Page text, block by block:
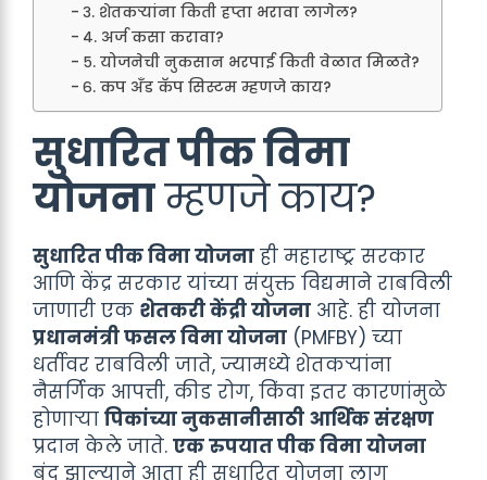
३. शेतकऱ्यांना किती हप्ता भरावा लागेल?
४. अर्ज कसा करावा?
५. योजनेची नुकसान भरपाई किती वेळात मिळते?
६. कप अँड कॅप सिस्टम म्हणजे काय?
सुधारित पीक विमा
योजनाम्हणजे काय?
सुधारित पीक विमा योजना ही महाराष्ट्र सरकार
आणि केंद्र सरकार यांच्या संयुक्त विद्यमाने राबविली
जाणारी एक शेतकरी केंद्री योजना आहे. ही योजना
प्रधानमंत्री फसल विमा योजना (PMFBY) च्या
धर्तीवर राबविली जाते, ज्यामध्ये शेतकऱ्यांना
नैसर्गिक आपत्ती, कीड रोग, किंवा इतर कारणांमुळे
होणाऱ्या पिकांच्या नुकसानीसाठी आर्थिक संरक्षण
प्रदान केले जाते. एक रुपयात पीक विमा योजना
बंद झाल्याने आता ही सुधारित योजना लागू